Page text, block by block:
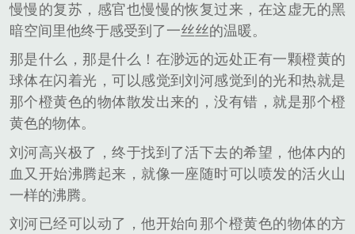
慢慢的复苏，感官也慢慢的恢复过来，在这虚无的黑
暗空间里他终于感受到了一丝丝的温暖。
那是什么，那是什么！在渺远的远处正有一颗橙黄的
球体在闪着光，可以感觉到刘河感觉到的光和热就是
那个橙黄色的物体散发出来的，没有错，就是那个橙
黄色的物体。
刘河高兴极了，终于找到了活下去的希望，他体内的
血又开始沸腾起来，就像一座随时可以喷发的活火山
一样的沸腾。
刘河已经可以动了，他开始向那个橙黄色的物体的方